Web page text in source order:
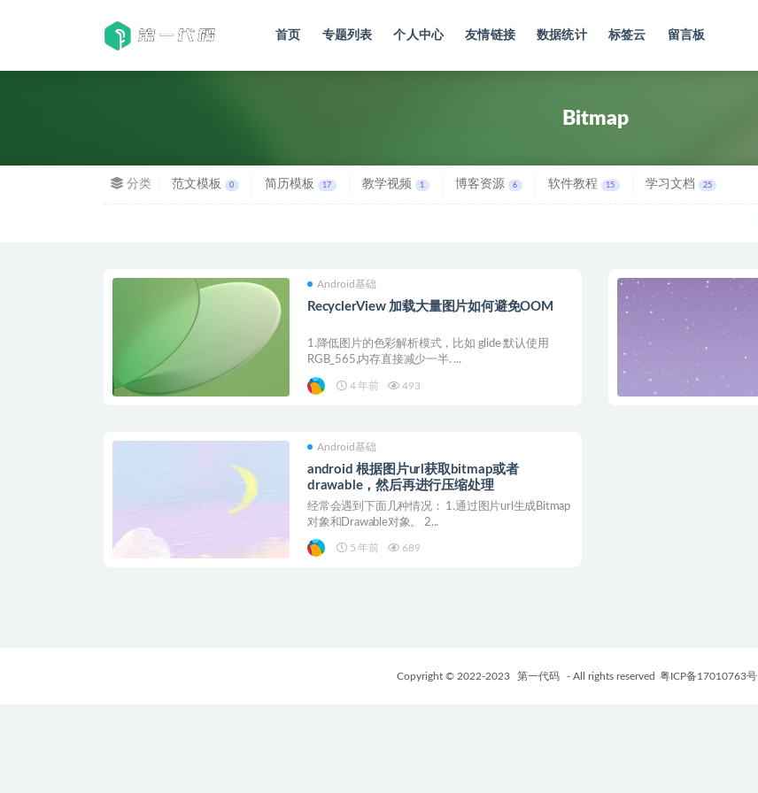
首页 专题列表 个人中心 友情链接 数据统计 标签云 留言板
Bitmap
分类 范文模板 0 简历模板 17 教学视频 1 博客资源 6 软件教程 15 学习文档 25
Android基础
RecyclerView 加载大量图片如何避免OOM
1.降低图片的色彩解析模式，比如 glide 默认使用
RGB_565,内存直接减少一半. ...
4 年前 493
Android基础
android 根据图片url获取bitmap或者
drawable，然后再进行压缩处理
经常会遇到下面几种情况： 1.通过图片url生成Bitmap
对象和Drawable对象。 2...
5 年前 689
Copyright © 2022-2023 第一代码 - All rights reserved 粤ICP备17010763号